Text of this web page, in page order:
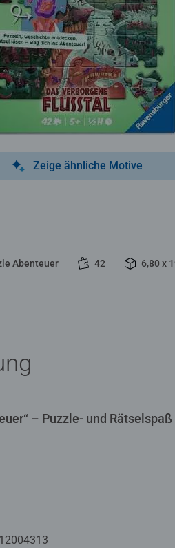
Zeige ähnliche Motive
Abenteuer 42 6,80 x
– Puzzle- und
12004313